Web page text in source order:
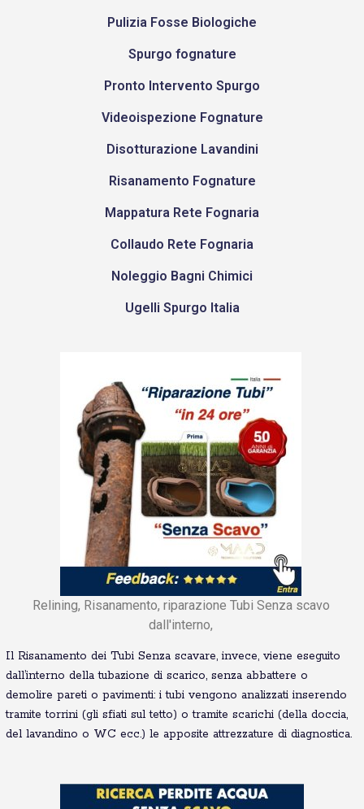
Pulizia Fosse Biologiche
Spurgo fognature
Pronto Intervento Spurgo
Videoispezione Fognature
Disotturazione Lavandini
Risanamento Fognature
Mappatura Rete Fognaria
Collaudo Rete Fognaria
Noleggio Bagni Chimici
Ugelli Spurgo Italia
Relining, Risanamento, riparazione Tubi Senza scavo
dall'interno,
Il Risanamento dei Tubi Senza scavare, invece, viene eseguito
dall’interno della tubazione di scarico, senza abbattere o
demolire pareti o pavimenti: i tubi vengono analizzati inserendo
tramite torrini (gli sfiati sul tetto) o tramite scarichi (della doccia,
del lavandino o WC ecc.) le apposite attrezzature di diagnostica.